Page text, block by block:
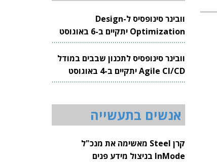
וובינר סינופסיס ל-Design
Optimization יתקיים ב-6 באוגוסט
2026
וובינר סינופסיס לתכנון שבבים במודל
Agile CI/CD יתקיים ב-4 באוגוסט
2026
אנשים בתעשייה
קרן Steel מאשימה את מנכ"ל
InMode בניצול מידע פנים